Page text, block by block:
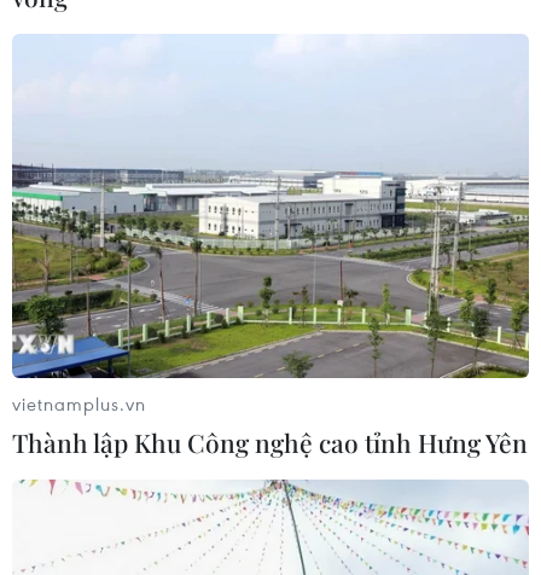
vietnamplus.vn
Thành lập Khu Công nghệ cao tỉnh Hưng Yên